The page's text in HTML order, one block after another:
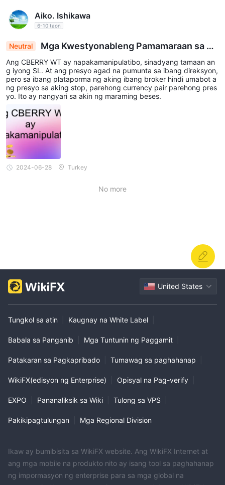
Aiko. Ishikawa
6-10 taon
Neutral
Mga Kwestyonableng Pamamaraan sa Pa
gkalakal: Ang Sinasabing Pagmanipula ng CBERR
Y WT sa Stop Loss
Ang CBERRY WT ay napakamanipulatibo, sinadyang tamaan an
g iyong SL. At ang presyo agad na pumunta sa ibang direksyon,
pero sa ibang plataporma ng aking ibang broker hindi umabot a
ng presyo sa aking stop, parehong currency pair parehong pres
yo. Ito ay nangyari sa akin ng maraming beses.
2024-06-28 Turkey
No more
United States
Tungkol sa atin Kaugnay na White Label
Babala sa Panganib Mga Tuntunin ng Paggamit
Patakaran sa Pagkapribado Tumawag sa paghahanap
WikiFX(edisyon ng Enterprise) Opisyal na Pag-verify
EXPO Pananaliksik sa Wiki Tulong sa VPS
Pakikipagtulungan Mga Regional Division
Ikaw ay bumibisita sa WikiFX website. Ang WikiFX Internet at
ang mga mobile na produkto nito ay isang tool sa paghahanap
ng impormasyon ng enterprise para sa mga global na